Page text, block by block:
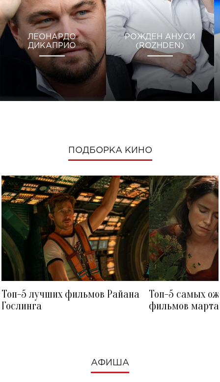
ЛЕОНАРДО
ДИКАПРИО
РОЖДЕН АНУСИ
(ROZHDEN)
ПОДБОРКА КИНО
Топ-5 лучших фильмов Райана
Гослинга
Топ-5 самых
фильмов
АФИША